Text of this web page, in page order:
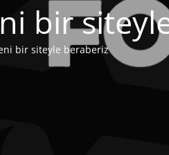
bir
bir siteyle beraberiz